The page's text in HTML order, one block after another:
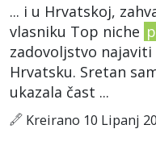
... i u Hrvatskoj,
vlasniku Top niche
zadovoljstvo
Hrvatsku. Sretan
ukazala čast ...
Kreirano 10 Lipanj